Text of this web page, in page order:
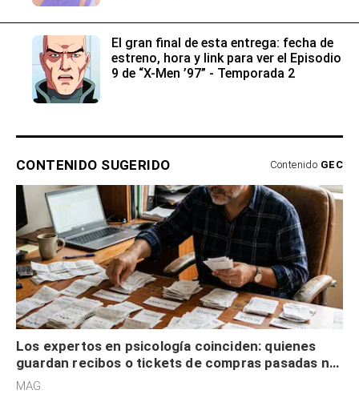
El gran final de esta entrega: fecha de
estreno, hora y link para ver el Episodio
9 de “X-Men ’97” - Temporada 2
CONTENIDO SUGERIDO Contenido GEC
Los expertos en psicología coinciden: quienes
guardan recibos o tickets de compras pasadas no
son acumuladores, sino que tienen necesidad de
MAG.